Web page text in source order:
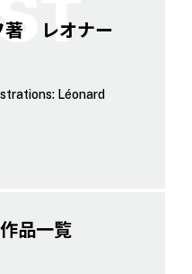
著 レオナー
Léonard
品一覧